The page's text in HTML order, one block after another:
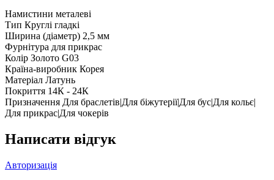
Намистини металеві
Тип Круглі гладкі
Ширина (діаметр) 2,5 мм
Фурнітура для прикрас
Колір Золото G03
Країна-виробник Корея
Матеріал Латунь
Покриття 14К - 24К
Призначення Для браслетів|Для біжутерії|Для бус|Для кольє|
Для прикрас|Для чокерів
Написати відгук
Авторизація